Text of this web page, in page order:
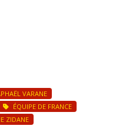
VARANE
ÉQUIPE DE FRANCE
ZIDANE